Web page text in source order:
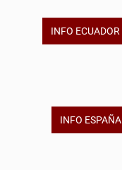
INFO ECUADOR
INFO ESPAÑA